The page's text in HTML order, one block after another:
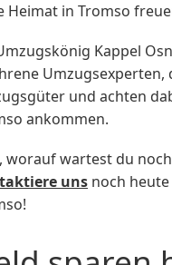
Heimat in Tromso
Kappel
Umzugsexperten,
und achten
ankommen.
worauf wartest du
uns noch